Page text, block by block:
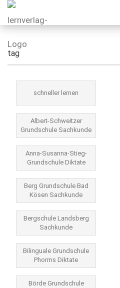
tag
schneller lernen
Albert-Schweitzer
Grundschule Sachkunde
Anna-Susanna-Stieg-
Grundschule Diktate
Berg Grundschule Bad
Kösen Sachkunde
Bergschule Landsberg
Sachkunde
Bilinguale Grundschule
Phorms Diktate
Börde Grundschule